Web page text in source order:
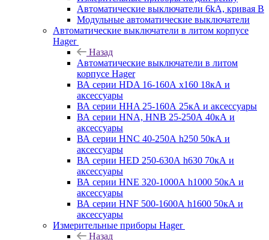
Автоматические выключатели 6kA, кривая В
Модульные автоматические выключатели
Автоматические выключатели в литом корпусе
Hager
Назад
Автоматические выключатели в литом
корпусе Hager
ВА серии HDA 16-160А x160 18кА и
аксессуары
ВА серии HHA 25-160А 25кА и аксессуары
ВА серии HNA, HNB 25-250А 40кА и
аксессуары
ВА серии HNC 40-250А h250 50кА и
аксессуары
ВА серии HED 250-630А h630 70кА и
аксессуары
ВА серии HNE 320-1000А h1000 50кА и
аксессуары
ВА серии HNF 500-1600А h1600 50кА и
аксессуары
Измерительные приборы Hager
Назад